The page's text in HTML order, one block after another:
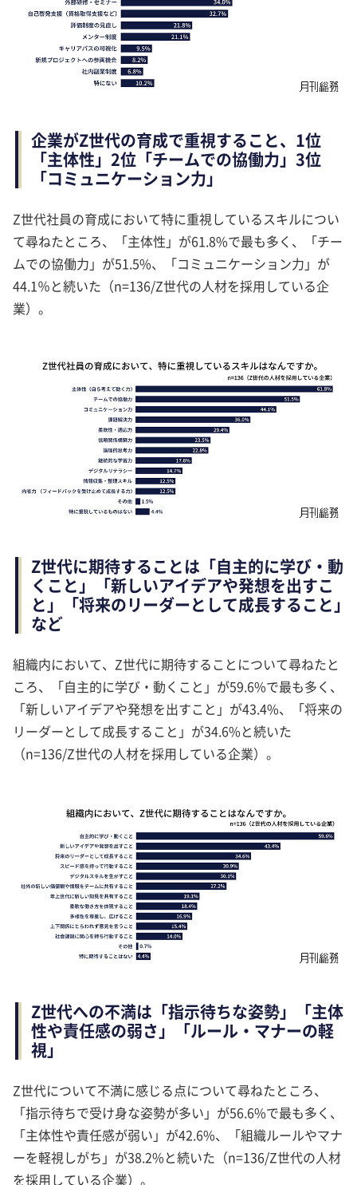
企業がZ世代の育成で重視すること、1位
「主体性」2位「チームでの協働力」3位
「コミュニケーション力」
Z世代社員の育成において特に重視しているスキルについ
て尋ねたところ、「主体性」が61.8%で最も多く、「チー
ムでの協働力」が51.5%、「コミュニケーション力」が
44.1％と続いた（n=136/Z世代の人材を採用している企
業）。
Z世代に期待することは「自主的に学び・動
くこと」「新しいアイデアや発想を出すこ
と」「将来のリーダーとして成長すること」
など
組織内において、Z世代に期待することについて尋ねたと
ころ、「自主的に学び・動くこと」が59.6%で最も多く、
「新しいアイデアや発想を出すこと」が43.4%、「将来の
リーダーとして成長すること」が34.6%と続いた
（n=136/Z世代の人材を採用している企業）。
Z世代への不満は「指示待ちな姿勢」「主体
性や責任感の弱さ」「ルール・マナーの軽
視」
Z世代について不満に感じる点について尋ねたところ、
「指示待ちで受け身な姿勢が多い」が56.6%で最も多く、
「主体性や責任感が弱い」が42.6%、「組織ルールやマナ
ーを軽視しがち」が38.2%と続いた（n=136/Z世代の人材
を採用している企業）。